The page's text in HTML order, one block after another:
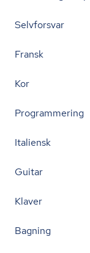
Selvforsvar
Fransk
Kor
Programmering
Italiensk
Guitar
Klaver
Bagning